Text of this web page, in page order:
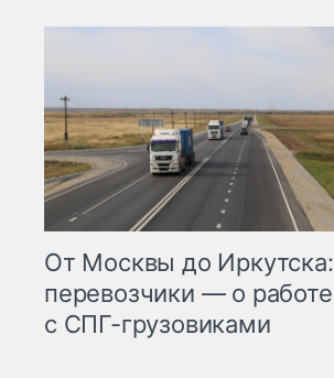
От Москвы до Иркутска:
перевозчики — о работе
с СПГ-грузовиками